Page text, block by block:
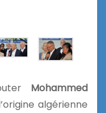
Mohammed
algérienne